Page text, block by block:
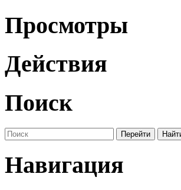
Просмотры
Действия
Поиск
Навигация